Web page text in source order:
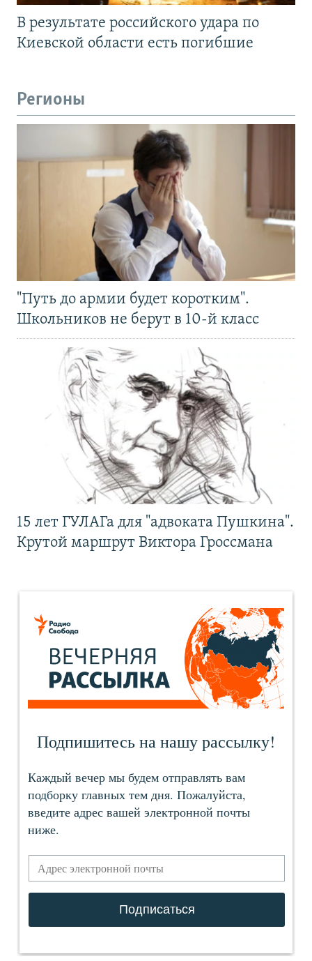
В результате российского удара по
Киевской области есть погибшие
Регионы
"Путь до армии будет коротким".
Школьников не берут в 10-й класс
15 лет ГУЛАГа для "адвоката Пушкина".
Крутой маршрут Виктора Гроссмана